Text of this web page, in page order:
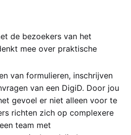
de bezoekers van het
mee over praktische
van formulieren, inschrijven
van een DigiD. Door jou
gevoel er niet alleen voor te
richten zich op complexere
team met